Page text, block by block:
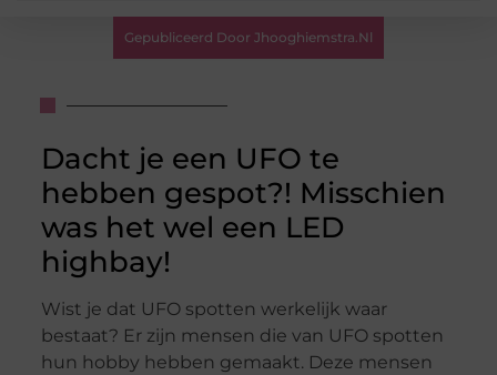
Gepubliceerd Door Jhooghiemstra.nl
Dacht je een UFO te
hebben gespot?! Misschien
was het wel een LED
highbay!
Wist je dat UFO spotten werkelijk waar
bestaat? Er zijn mensen die van UFO spotten
hun hobby hebben gemaakt. Deze mensen